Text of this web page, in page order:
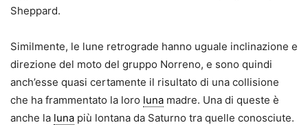
Sheppard.
Similmente, le lune retrograde hanno uguale inclinazione e
direzione del moto del gruppo Norreno, e sono quindi
anch’esse quasi certamente il risultato di una collisione
che ha frammentato la loro luna madre. Una di queste è
anche la luna più lontana da Saturno tra quelle conosciute.